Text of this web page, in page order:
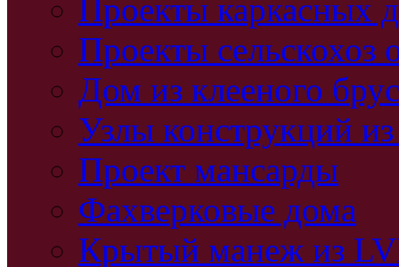
Проекты каркасных
Проекты сельскохоз
Дом из клееного
Узлы конструкций
Проект мансарды
Фахверковые дома
Крытый манеж из